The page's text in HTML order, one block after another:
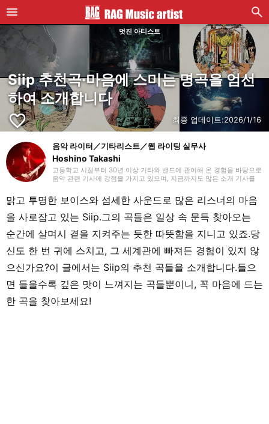
멋진 아티스트
Siip 추천곡·마음에 스미는 명곡을 엄선
하여 소개합니다
favorite_border 최종 업데이트:2026/1/16
음악 라이터／기타리스트／웹 라이팅 실무사
Hoshino Takashi
고등학교 시절부터 30년 이상 기타와 밴드에 관여해 온 경험을 바탕으로
음악 관련 기사에 강점을 가지고 있으며, 지금까지도 많은 소개 기사를
장르를 선호하지만, 국내외를 가리지 않고 매일 다양한 장르에 귀 기울이
도록 하고 있습니다. 2018년부터 프리랜서 라이터로 활동을 시작했으며,
웹 라이팅 실무 자격을 보유하고 있습니다. 또한 라이팅 외에도 영상 편
집을 공부하고 있습니다. 개인적으로는 초등학생 자녀를 돌보고 있으며,
파쿠르와 댄스 등 학원 활동을 챙기면서 지내고 있습니다.
맑고 투명한 보이스와 섬세한 사운드로 많은 리스너의 마음
을 사로잡고 있는 Siip.그의 곡들은 일상 속 문득 찾아오는
순간에 살며시 곁을 지켜주는 듯한 따뜻함을 지니고 있죠.당
신도 한 번 귀에 스치고, 그 세계관에 빠져든 경험이 있지 않
으신가요?이 글에서는 Siip의 추천 곡들을 소개합니다.들으
면 들을수록 깊은 맛이 느껴지는 곡들뿐이니, 꼭 마음에 드는
한 곡을 찾아보세요!